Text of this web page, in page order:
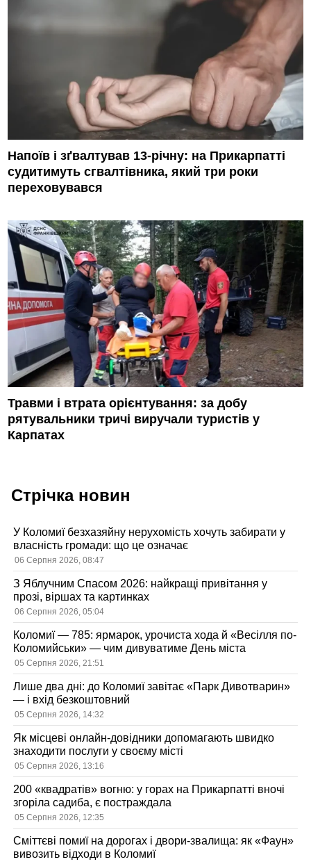
Напоїв і зґвалтував 13-річну: на Прикарпатті
судитимуть сгвалтівника, який три роки
переховувався
Травми і втрата орієнтування: за добу
рятувальники тричі виручали туристів у
Карпатах
Стрічка новин
У Коломиї безхазяйну нерухомість хочуть забирати у
власність громади: що це означає
06 Серпня 2026, 08:47
З Яблучним Спасом 2026: найкращі привітання у
прозі, віршах та картинках
06 Серпня 2026, 05:04
Коломиї — 785: ярмарок, урочиста хода й «Весілля по-
Коломийськи» — чим дивуватиме День міста
05 Серпня 2026, 21:51
Лише два дні: до Коломиї завітає «Парк Дивотварин»
— і вхід безкоштовний
05 Серпня 2026, 14:32
Як місцеві онлайн-довідники допомагають швидко
знаходити послуги у своєму місті
05 Серпня 2026, 13:16
200 «квадратів» вогню: у горах на Прикарпатті вночі
згоріла садиба, є постраждала
05 Серпня 2026, 12:35
Сміттєві помиї на дорогах і двори-звалища: як «Фаун»
вивозить відходи в Коломиї